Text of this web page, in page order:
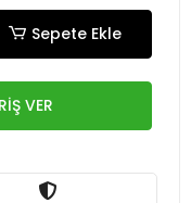
Sepete Ekle
VER